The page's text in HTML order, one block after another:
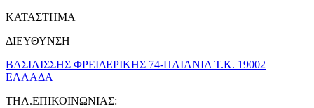
ΚΑΤΑΣΤΗΜΑ
ΔΙΕΥΘΥΝΣΗ
ΒΑΣΙΛΙΣΣΗΣ ΦΡΕΙΔΕΡΙΚΗΣ 74-ΠΑΙΑΝΙΑ Τ.Κ. 19002
ΕΛΛΑΔΑ
ΤΗΛ.ΕΠΙΚΟΙΝΩΝΙΑΣ: